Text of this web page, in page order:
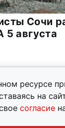
ресурсе
на
согласие
Сочи
5 августа